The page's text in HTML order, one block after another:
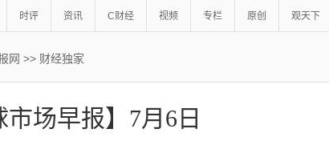
时评 资讯 C财经 视频 专栏 原创 观天下
网 >> 财经独家
市场早报】7月6日